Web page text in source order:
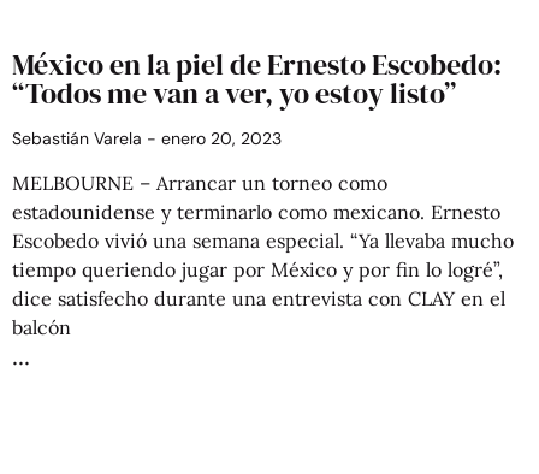
México en la piel de Ernesto Escobedo:
“Todos me van a ver, yo estoy listo”
Sebastián Varela enero 20, 2023
MELBOURNE – Arrancar un torneo como
estadounidense y terminarlo como mexicano. Ernesto
Escobedo vivió una semana especial. “Ya llevaba mucho
tiempo queriendo jugar por México y por fin lo logré”,
dice satisfecho durante una entrevista con CLAY en el
balcón